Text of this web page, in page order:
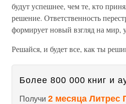
будут успешнее, чем те, кто
решение. Ответственность
формирует новый взгляд на мир,
Решайся, и будет все, как ты
Более 800 000 книг и
Получи 2 месяца Литрес